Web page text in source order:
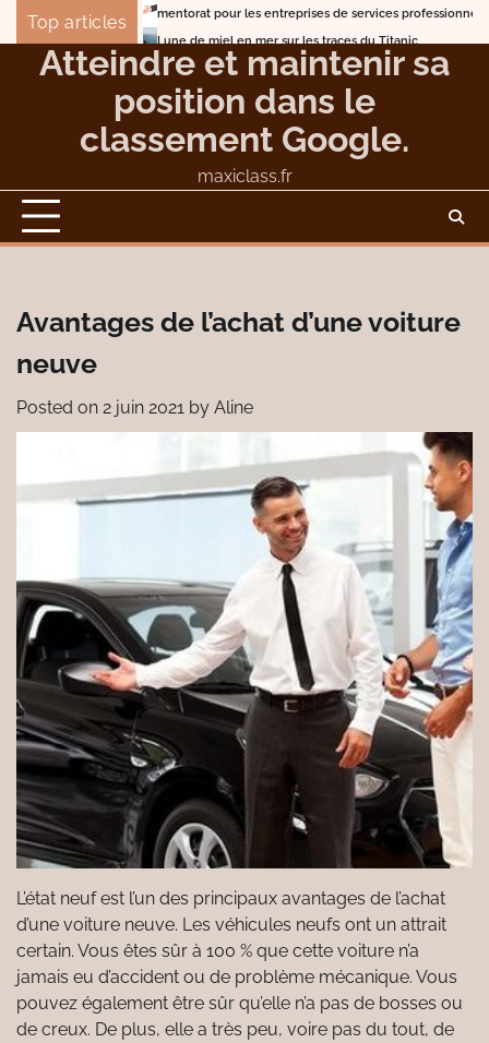
Skip
content
Top articles
mentorat pour les entreprises de services professionnels
Le top
Lune de miel en mer sur les traces du Titanic
Atteindre et maintenir sa
position dans le
classement Google.
maxiclass.fr
Avantages de l’achat d’une voiture
neuve
Posted on 2 juin 2021 by Aline
L’état neuf est l’un des principaux avantages de l’achat
d’une voiture neuve. Les véhicules neufs ont un attrait
certain. Vous êtes sûr à 100 % que cette voiture n’a
jamais eu d’accident ou de problème mécanique. Vous
pouvez également être sûr qu’elle n’a pas de bosses ou
de creux. De plus, elle a très peu, voire pas du tout, de